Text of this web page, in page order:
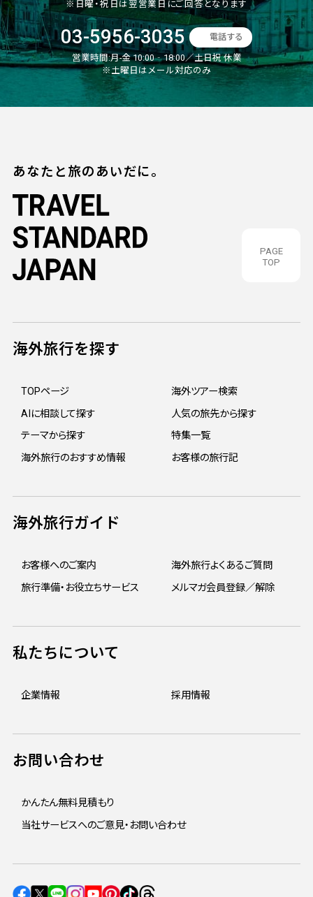
※日曜・祝日は翌営業日にご回答となります
03-5956-3035 電話する
営業時間:月-金 10:00‐18:00／土日祝 休業
※土曜日はメール対応のみ
PAGE
TOP
あなたと旅のあいだに。
海外旅行を探す
TOPページ
海外ツアー検索
AIに相談して探す
人気の旅先から探す
テーマから探す
特集一覧
海外旅行のおすすめ情報
お客様の旅行記
海外旅行ガイド
お客様へのご案内
海外旅行よくあるご質問
旅行準備・お役立ちサービス
メルマガ会員登録／解除
私たちについて
企業情報 採用情報
お問い合わせ
かんたん無料見積もり
当社サービスへのご意見・お問い合わせ